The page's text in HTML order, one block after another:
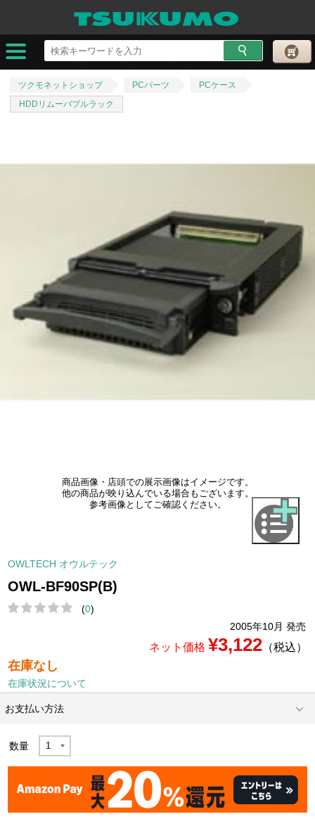
ツクモネットショップ PCパーツ
PCケース
HDDリムーバブルラック
商品画像・店頭での展示画像はイメージです。
他の商品が映り込んでいる場合もございます。
参考画像としてご確認ください。
OWLTECH オウルテック
OWL-BF90SP(B)
(0)
2005年10月 発売
ネット価格 ¥3,122（税込）
在庫なし
在庫状況について
お支払い方法
数量